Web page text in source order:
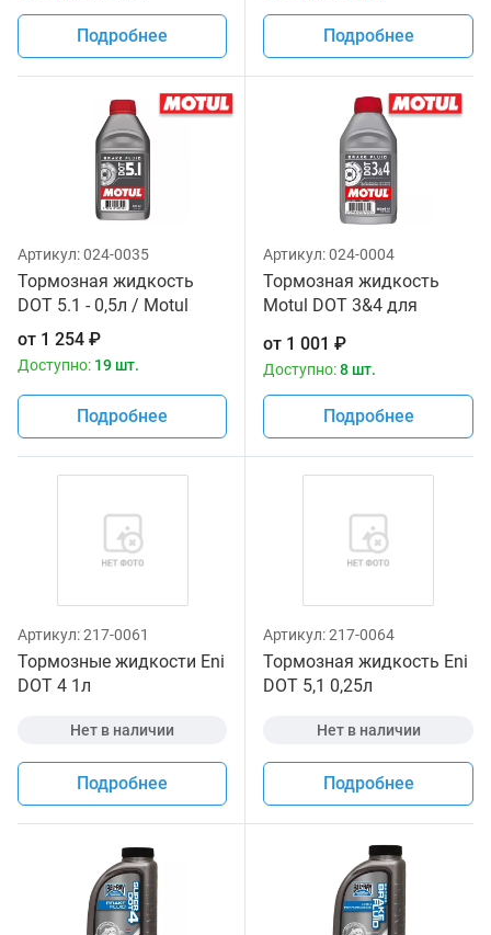
Подробнее Подробнее
Артикул:024-0035
Тормозная жидкость
DOT 5.1 - 0,5л / Motul
от 1 254 ₽
Доступно: 19 шт.
Подробнее
Артикул:024-0004
Тормозная жидкоcть
Motul DOT 3&4 для
от 1 001 ₽
Доступно:8 шт.
Подробнее
Артикул:217-0061
Тормозные жидкости Eni
DOT 4 1л
Нет в наличии
Подробнее
Артикул:217-0064
Тормозная жидкость Eni
DOT 5,1 0,25л
Нет в наличии
Подробнее